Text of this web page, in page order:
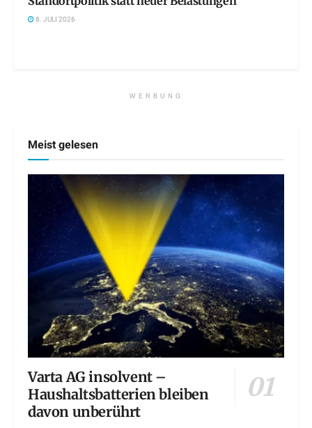
8. JULI 2026
WERBUNG
Meist gelesen
Varta AG insolvent –
Haushaltsbatterien bleiben
davon unberührt